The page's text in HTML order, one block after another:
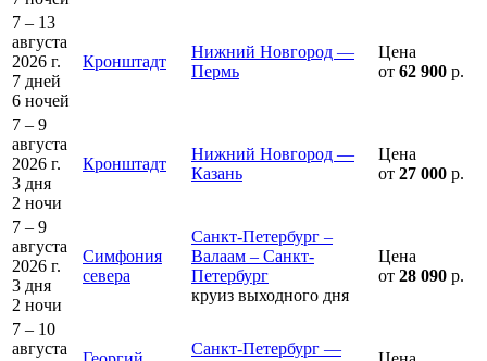
7 – 13
августа
2026 г.
7 дней
6 ночей
Кронштадт
Нижний Новгород —
Пермь
Цена
от 62 900 р.
7 – 9
августа
2026 г.
3 дня
2 ночи
Кронштадт
Нижний Новгород —
Казань
Цена
от 27 000 р.
7 – 9
августа
2026 г.
3 дня
2 ночи
Симфония
севера
Санкт-Петербург –
Валаам – Санкт-
Петербург
круиз выходного дня
Цена
от 28 090 р.
7 – 10
августа
Санкт-Петербург —